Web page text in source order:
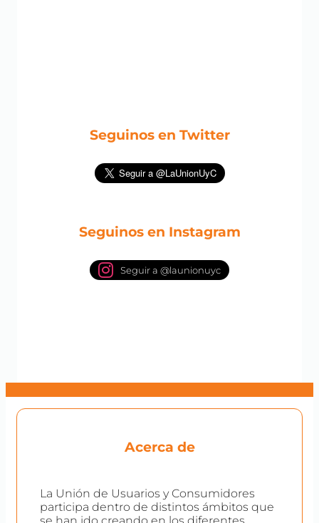
Seguinos en Twitter
Seguinos en Instagram
Seguir a @launionuyc
Acerca de
La Unión de Usuarios y Consumidores
participa dentro de distintos ámbitos que